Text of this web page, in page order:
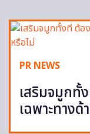
PR NEWS
เสริมจมูกทั้
เฉพาะทาง